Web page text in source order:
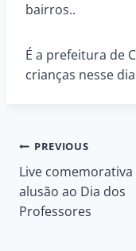
bairros..
É a prefeitura de
crianças nesse
Navegação
de
Post
PREVIOUS
Live comemorativa
alusão ao Dia dos
Professores